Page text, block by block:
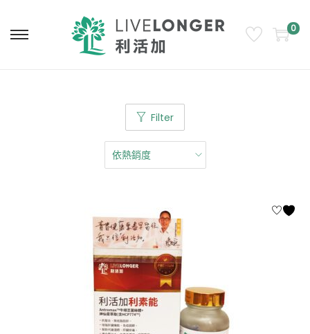
0
Filter